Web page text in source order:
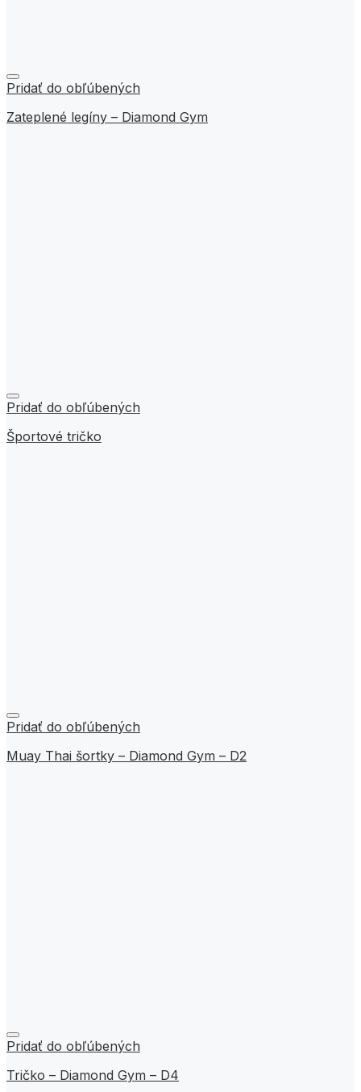
Pridať do obľúbených
Zateplené legíny – Diamond Gym
Pridať do obľúbených
Športové tričko
Pridať do obľúbených
Muay Thai šortky – Diamond Gym – D2
Pridať do obľúbených
Tričko – Diamond Gym – D4